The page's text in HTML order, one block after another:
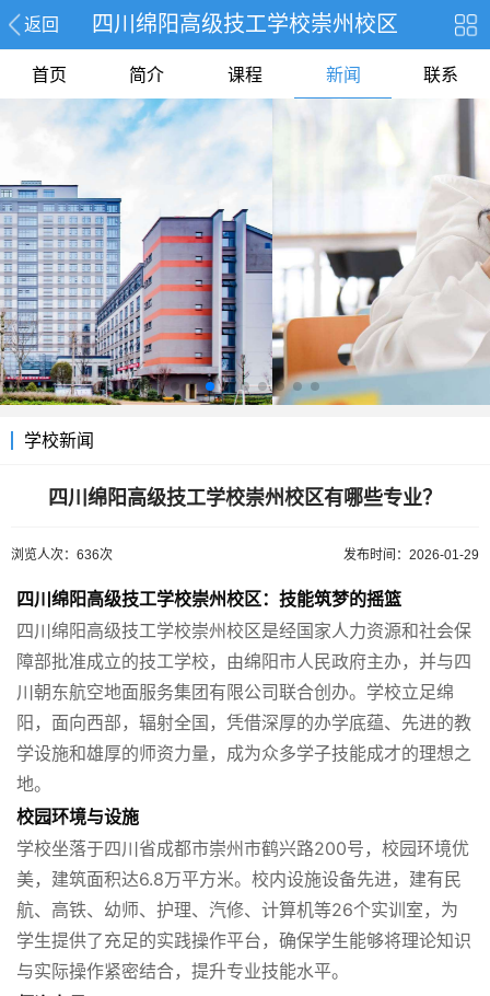
返回 四川绵阳高级技工学校崇州校区
首页 简介 课程 新闻 联系
学校新闻
四川绵阳高级技工学校崇州校区有哪些专业？
浏览人次：636次 发布时间：2026-01-29
四川绵阳高级技工学校崇州校区：技能筑梦的摇篮
四川绵阳高级技工学校崇州校区是经国家人力资源和社会保
障部批准成立的技工学校，由绵阳市人民政府主办，并与四
川朝东航空地面服务集团有限公司联合创办。学校立足绵
阳，面向西部，辐射全国，凭借深厚的办学底蕴、先进的教
学设施和雄厚的师资力量，成为众多学子技能成才的理想之
地。
校园环境与设施
学校坐落于四川省成都市崇州市鹤兴路200号，校园环境优
美，建筑面积达6.8万平方米。校内设施设备先进，建有民
航、高铁、幼师、护理、汽修、计算机等26个实训室，为
学生提供了充足的实践操作平台，确保学生能够将理论知识
与实际操作紧密结合，提升专业技能水平。